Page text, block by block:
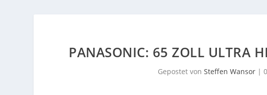
PANASONIC: 65 ZOLL ULTRA
Gepostet von Steffen Wansor|